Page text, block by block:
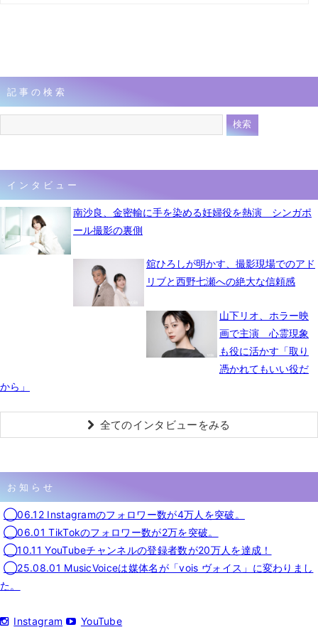
記事の検索
インタビュー
南沙良、金密輸に手を染める妊婦役を熱演 シンガポ
ール撮影の裏側
舘ひろしが明かす、撮影現場でのアド
リブと西野七瀬への絶大な信頼感
山下リオ、ホラー映
画で主演 心霊現象
も役に活かす「取り
憑かれてもいい役だ
から」
全てのインタビューをみる
お知らせ
◯06.12 Instagramのフォロワー数が4万人を突破。
◯06.01 TikTokのフォロワー数が2万を突破。
◯10.11 YouTubeチャンネルの登録者数が20万人を達成！
◯25.08.01 MusicVoiceは媒体名が「vois ヴォイス」に変わりまし
た。
Instagram YouTube